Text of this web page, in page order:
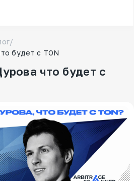
/
будет с TON
что будет с